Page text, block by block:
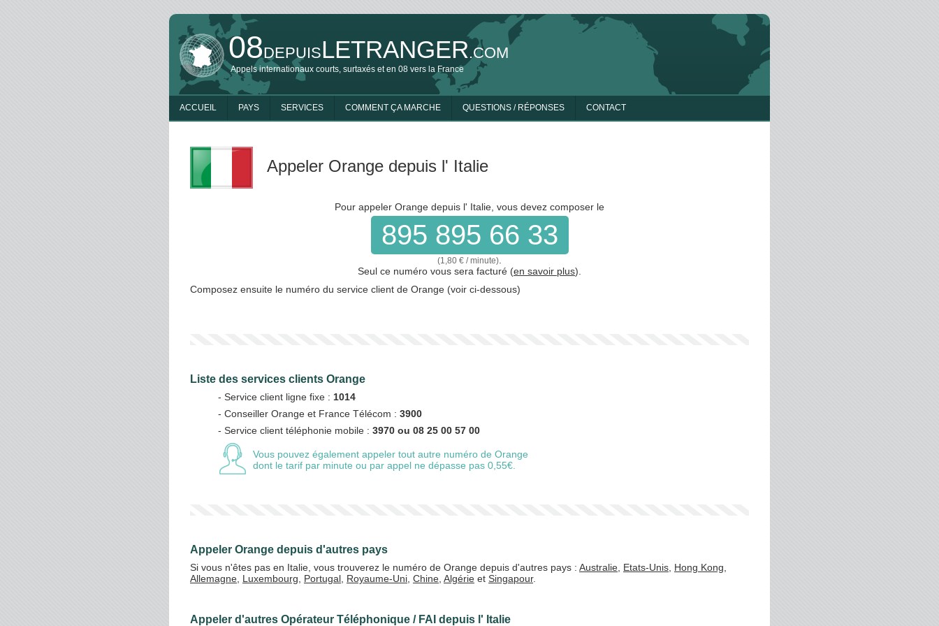
08DEPUISLETRANGER.COM
Appels internationaux courts, surtaxés et en 08 vers la France
ACCUEIL PAYS SERVICES COMMENT ÇA MARCHE QUESTIONS / RÉPONSES CONTACT
Appeler Orange depuis l' Italie
Pour appeler Orange depuis l' Italie, vous devez composer le
895 895 66 33
(1,80 € / minute)
Seul ce numéro vous sera facturé (en savoir plus).
Composez ensuite le numéro du service client de Orange (voir ci-dessous)
Liste des services clients Orange
- Service client ligne fixe : 1014
- Conseiller Orange et France Télécom : 3900
- Service client téléphonie mobile : 3970 ou 08 25 00 57 00
Vous pouvez également appeler tout autre numéro de Orange
dont le tarif par minute ou par appel ne dépasse pas 0,55€.
Appeler Orange depuis d'autres pays
Si vous n'êtes pas en Italie, vous trouverez le numéro de Orange depuis d'autres pays : Australie Etats-Unis Hong Kong
Allemagne Luxembourg Portugal Royaume-Uni Chine Algérie et Singapour.
Appeler d'autres Opérateur Téléphonique / FAI depuis l' Italie